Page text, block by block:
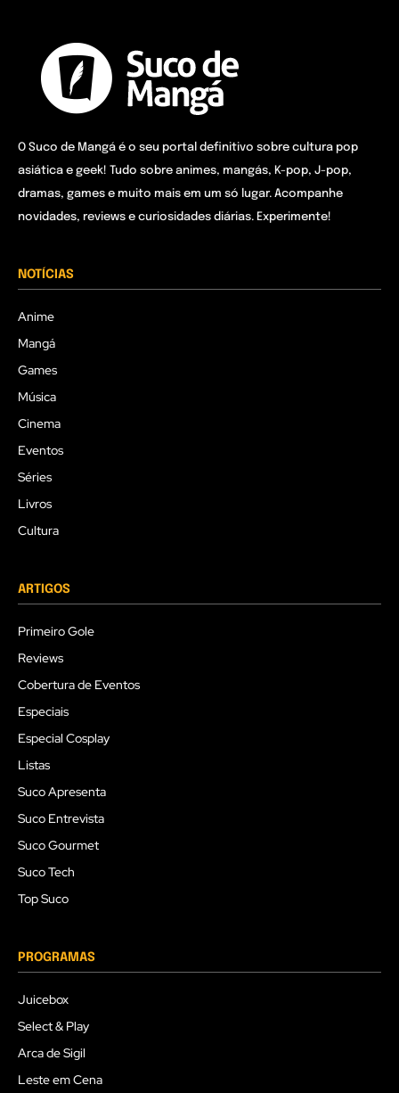
O Suco de Mangá é o seu portal definitivo sobre cultura pop
asiática e geek! Tudo sobre animes, mangás, K-pop, J-pop,
dramas, games e muito mais em um só lugar. Acompanhe
novidades, reviews e curiosidades diárias. Experimente!
NOTÍCIAS
Anime
Mangá
Games
Música
Cinema
Eventos
Séries
Livros
Cultura
ARTIGOS
Primeiro Gole
Reviews
Cobertura de Eventos
Especiais
Especial Cosplay
Listas
Suco Apresenta
Suco Entrevista
Suco Gourmet
Suco Tech
Top Suco
PROGRAMAS
Juicebox
Select & Play
Arca de Sigil
Leste em Cena